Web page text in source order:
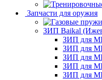
Запчасти для оружия
ЗИП Baikal
ЗИП для
ЗИП для
ЗИП для
ЗИП для
ЗИП для